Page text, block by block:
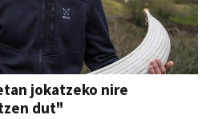
jokatzeko nire
dut"